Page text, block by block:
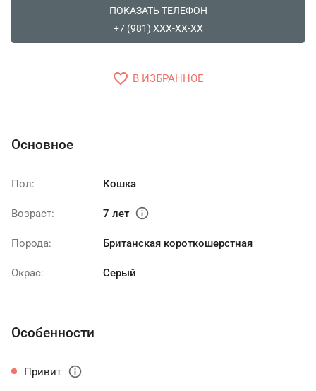
ПОКАЗАТЬ ТЕЛЕФОН
+7 (981) XXX-XX-XX
favorite_border В ИЗБРАННОЕ
Основное
Пол: Кошка
Возраст: 7 лет info
Порода: Британская короткошерстная
Окрас: Серый
Особенности
Привит info